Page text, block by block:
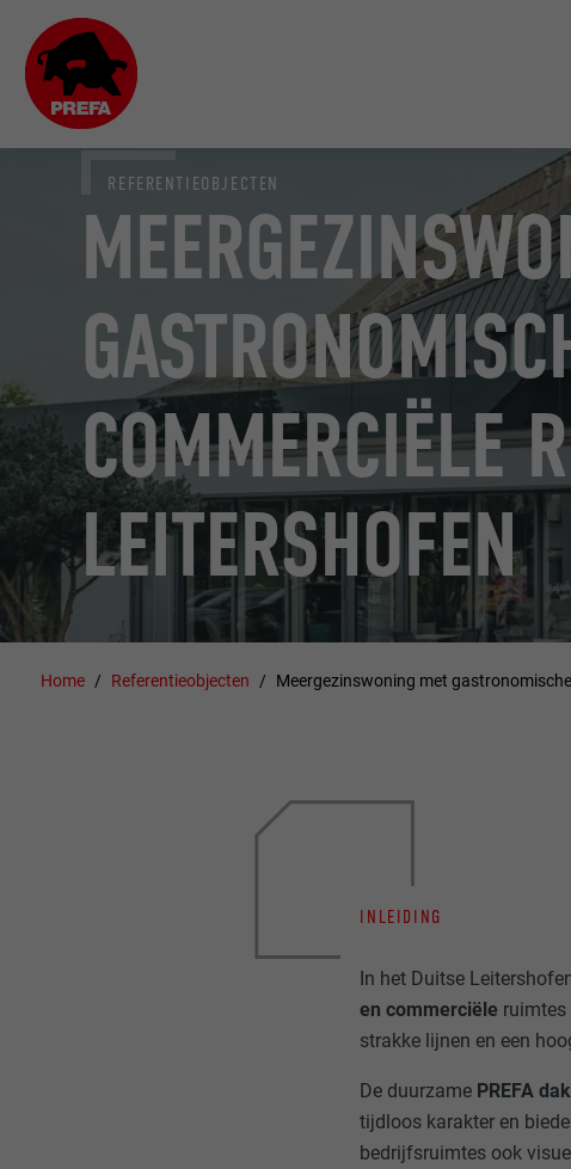
COMMERCIËLE
LEITERSHOFEN
REFERENTIEOBJECTEN
Home Referentieobjecten Meergezinswoning met
INLEIDING
In het Duitse
en commerciële ruimtes
strakke lijnen en een
De duurzame PREFA
tijdloos karakter en
bedrijfsruimtes ook